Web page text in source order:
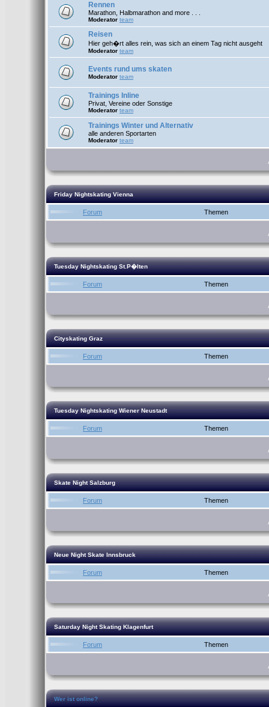
Rennen
Marathon, Halbmarathon and more . . .
Moderator team
Reisen
Hier geh�rt alles rein, was sich an einem Tag nicht ausgeht
Moderator team
Events rund ums skaten
Moderator team
Trainings Inline
Privat, Vereine oder Sonstige
Moderator team
Trainings Winter und Alternativ
alle anderen Sportarten
Moderator team
Friday Nightskating Vienna
Forum Themen
Tuesday Nightskating St.P�lten
Forum Themen
Cityskating Graz
Forum Themen
Tuesday Nightskating Wiener Neustadt
Forum Themen
Skate Night Salzburg
Forum Themen
Neue Night Skate Innsbruck
Forum Themen
Saturday Night Skating Klagenfurt
Forum Themen
Wer ist online?